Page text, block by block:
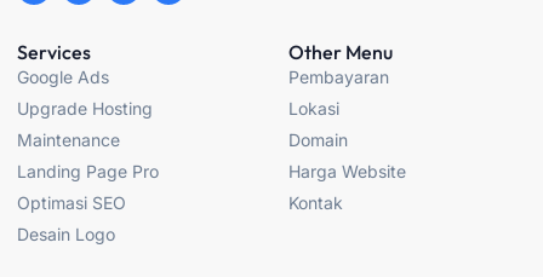
c
b
o
o
-
s
a
g
r
m
i
u
Services
Google Ads
Upgrade Hosting
Maintenance
Landing Page Pro
Optimasi SEO
Desain Logo
Other Menu
Pembayaran
Lokasi
Domain
Harga Website
Kontak